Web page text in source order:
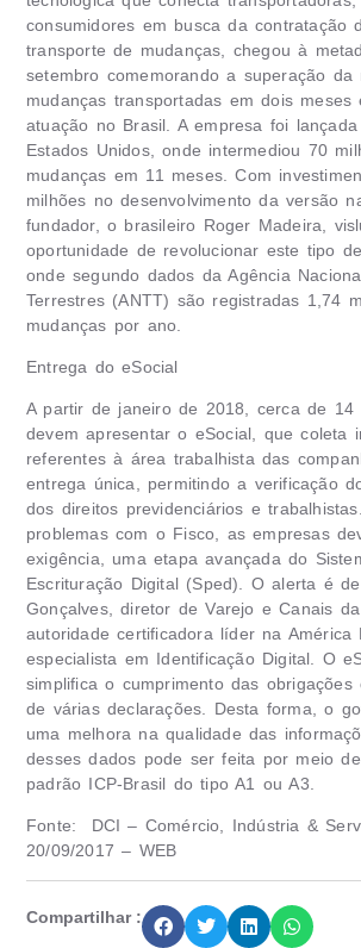
consumidores em busca da contratação
transporte de mudanças, chegou à
setembro comemorando a superação
mudanças transportadas em dois meses
atuação no Brasil. A empresa foi
Estados Unidos, onde intermediou 70
mudanças em 11 meses. Com
milhões no desenvolvimento da versão
fundador, o brasileiro Roger Madeira,
oportunidade de revolucionar este tipo
onde segundo dados da Agência
Terrestres (ANTT) são registradas 1,74
mudanças por ano.
Entrega do eSocial
A partir de janeiro de 2018, cerca de 14
devem apresentar o eSocial, que coleta
referentes à área trabalhista das
entrega única, permitindo a verificação
dos direitos previdenciários e
problemas com o Fisco, as empresas
exigência, uma etapa avançada do
Escrituração Digital (Sped). O alerta é
Gonçalves, diretor de Varejo e Canais da
autoridade certificadora líder na América
especialista em Identificação Digital. O
simplifica o cumprimento das
de várias declarações. Desta forma, o
uma melhora na qualidade das
desses dados pode ser feita por meio
padrão ICP-Brasil do tipo A1 ou A3.
Fonte: DCI – Comércio, Indústria &
20/09/2017 – WEB
Compartilhar :